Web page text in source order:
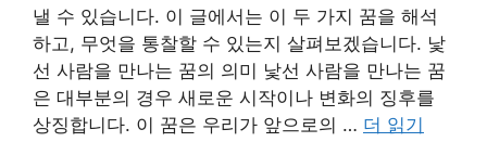
낼 수 있습니다. 이 글에서는 이 두 가지 꿈을 해석
하고, 무엇을 통찰할 수 있는지 살펴보겠습니다. 낯
선 사람을 만나는 꿈의 의미 낯선 사람을 만나는 꿈
은 대부분의 경우 새로운 시작이나 변화의 징후를
상징합니다. 이 꿈은 우리가 앞으로의 … 더 읽기